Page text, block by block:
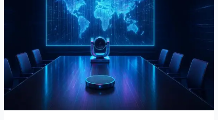
l’équipement
audiovisuel